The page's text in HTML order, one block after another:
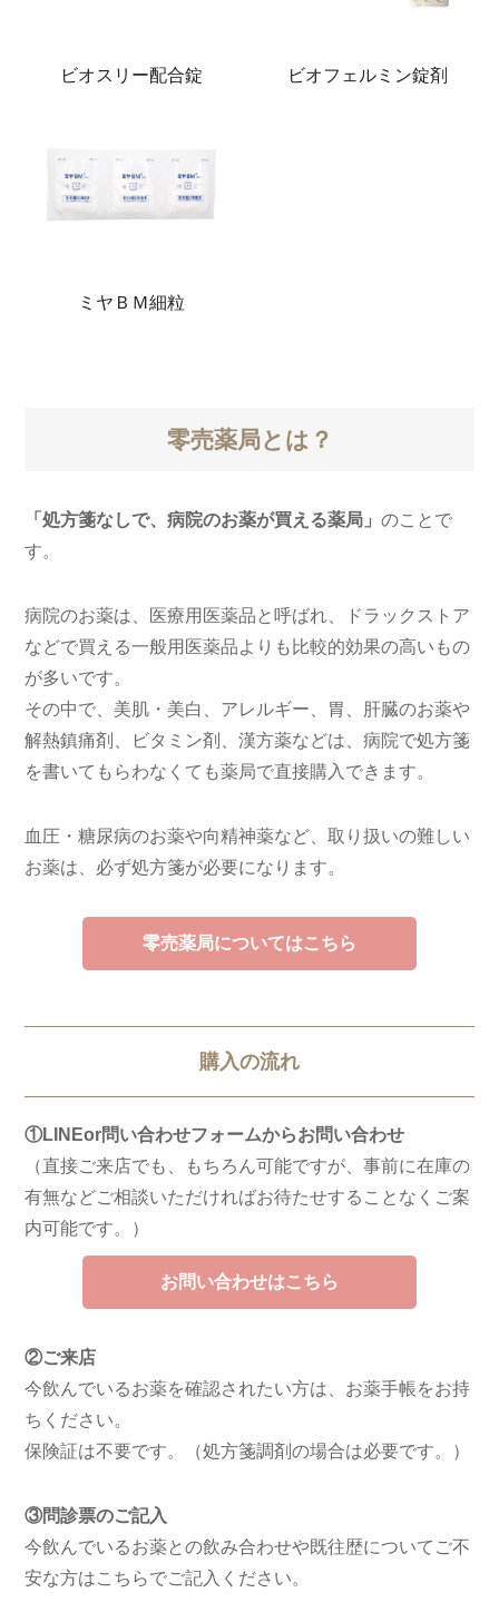
ビオスリー配合錠 ビオフェルミン錠剤
ミヤＢＭ細粒
零売薬局とは？
「処方箋なしで、病院のお薬が買える薬局」のことで
す。
病院のお薬は、医療用医薬品と呼ばれ、ドラックストア
などで買える一般用医薬品よりも比較的効果の高いもの
が多いです。
その中で、美肌・美白、アレルギー、胃、肝臓のお薬や
解熱鎮痛剤、ビタミン剤、漢方薬などは、病院で処方箋
を書いてもらわなくても薬局で直接購入できます。
血圧・糖尿病のお薬や向精神薬など、取り扱いの難しい
お薬は、必ず処方箋が必要になります。
零売薬局についてはこちら
購入の流れ
①LINEor問い合わせフォームからお問い合わせ
（直接ご来店でも、もちろん可能ですが、事前に在庫の
有無などご相談いただければお待たせすることなくご案
内可能です。）
お問い合わせはこちら
②ご来店
今飲んでいるお薬を確認されたい方は、お薬手帳をお持
ちください。
保険証は不要です。（処方箋調剤の場合は必要です。）
③問診票のご記入
今飲んでいるお薬との飲み合わせや既往歴についてご不
安な方はこちらでご記入ください。